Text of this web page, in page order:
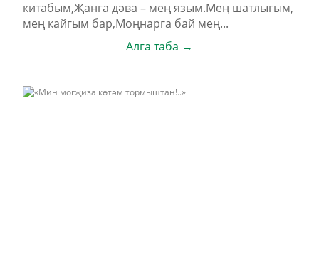
китабым,Җанга дәва – мең язым.Мең шатлыгым,
мең кайгым бар,Моңнарга бай мең...
Алга таба →